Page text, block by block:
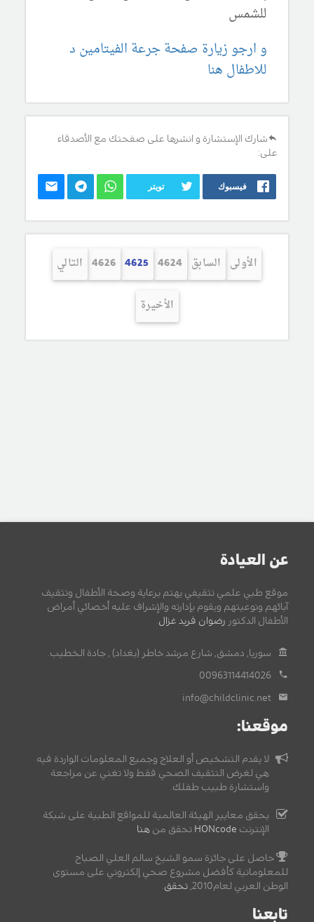
للشمس
و ارجو زيارة صفحة جرعة الفيتامين د
للاطفال هنا
شارك الإستشارة و انشرها على صفحتك مع الأصدقاء
على:
فيسبوك تويتر
الأولى السابق 4624
4625
4626 التالي
الأخيرة
عن العيادة
موقع طبي علمي تثقيفي يهتم برعاية وصحة الأطفال وتثقيف
آبائهم وتوعيتهم ويقوم بإدارته والإشراف عليه أخصائي أمراض
الأطفال الدكتور رضوان فريد غزال.
سوريا, دمشق, شارع مرشد خاطر (بغداد) , جادة الخطيب.
00963114414026
info@childclinic.net
موقعنا:
لا يقدم التشخيص أو العلاج وجميع المعلومات الواردة فيه
هي لغرض التثقيف الصحي فقط ولا تغني عن مراجعة
واستشارة طبيب طفلك.
يحقق معايير الهيئة العالمية للمواقع الطبية على شبكة
الإنترنت HONcode تحقق من هنا
حاصل على جائزة سمو الشيخ سالم العلي الصباح
للمعلوماتية كأفضل مشروع صحي إلكتروني على مستوى
الوطن العربي لعام2010,
تحقق.
تابعنا